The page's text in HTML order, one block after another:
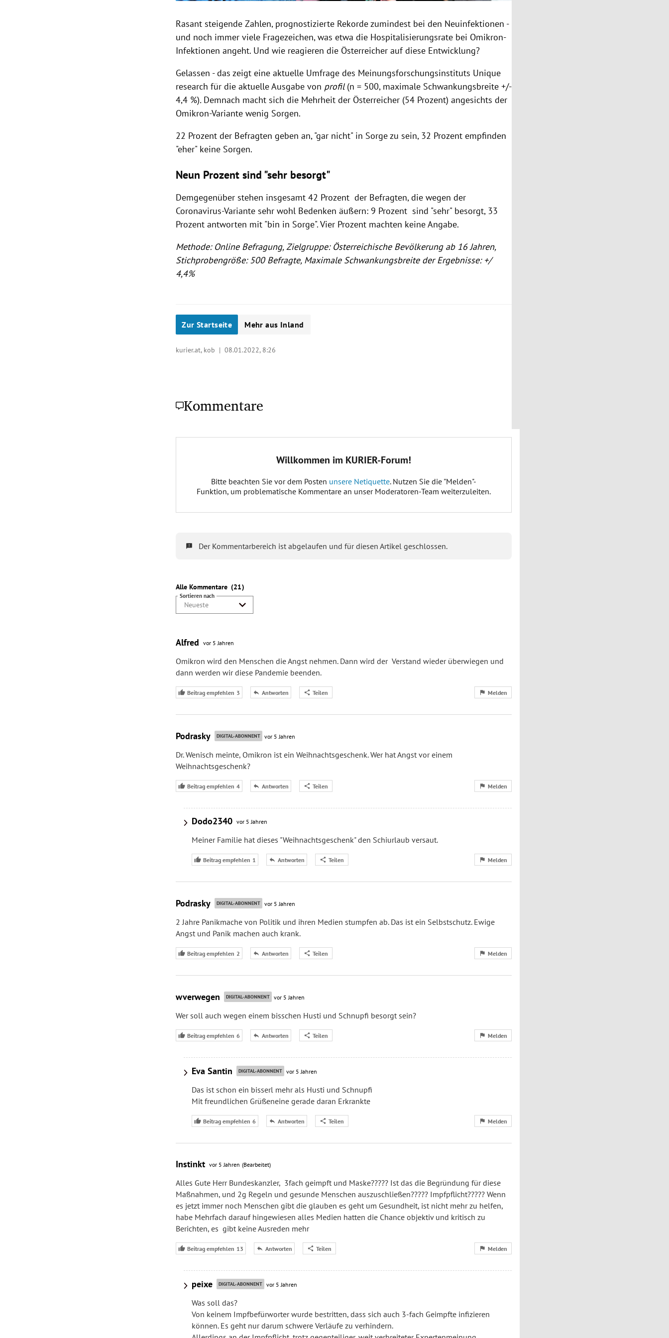
Rasant steigende Zahlen, prognostizierte Rekorde zumindest bei den Neuinfektionen -
und noch immer viele Fragezeichen, was etwa die Hospitalisierungsrate bei Omikron-
Infektionen angeht. Und wie reagieren die Österreicher auf diese Entwicklung?
Gelassen - das zeigt eine aktuelle Umfrage des Meinungsforschungsinstituts Unique
research für die aktuelle Ausgabe von profil (n = 500, maximale Schwankungsbreite +/-
4,4 %). Demnach macht sich die Mehrheit der Österreicher (54 Prozent) angesichts der
Omikron-Variante wenig Sorgen.
22 Prozent der Befragten geben an, "gar nicht" in Sorge zu sein, 32 Prozent empfinden
"eher" keine Sorgen.
Neun Prozent sind "sehr besorgt"
Demgegenüber stehen insgesamt 42 Prozent der Befragten, die wegen der
Coronavirus-Variante sehr wohl Bedenken äußern: 9 Prozent sind "sehr" besorgt, 33
Prozent antworten mit "bin in Sorge". Vier Prozent machten keine Angabe.
Methode: Online Befragung, Zielgruppe: Österreichische Bevölkerung ab 16 Jahren,
Stichprobengröße: 500 Befragte, Maximale Schwankungsbreite der Ergebnisse: +/
4,4%
Zur Startseite Mehr aus Inland
kurier.at, kob |08.01.2022, 8:26
Kommentare